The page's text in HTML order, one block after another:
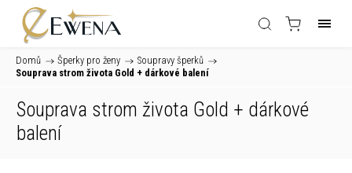
Domů / Šperky pro ženy / Soupravy šperků /
Souprava strom života Gold + dárkové balení
Souprava strom života Gold + dárkové
balení